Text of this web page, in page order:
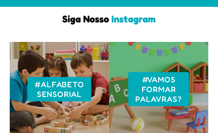
Siga Nosso Instagram
#ALFABETO
SENSORIAL
#VAMOS
FORMAR
PALAVRAS?